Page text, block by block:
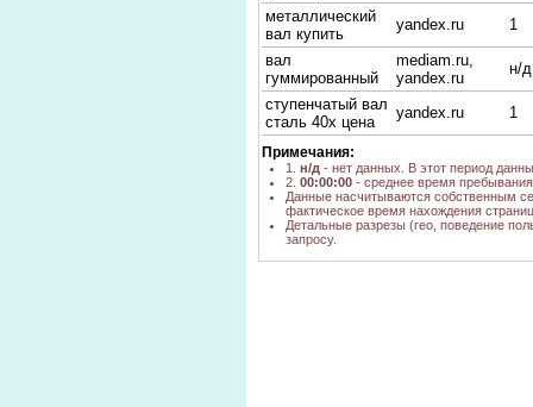
металлический
вал купить
yandex.ru
1
вал
гуммированный
mediam.ru,
yandex.ru
н/д
ступенчатый вал
сталь 40х цена
yandex.ru 1
Примечания:
1. н/д - нет данных. В этот период
2. 00:00:00 - среднее время
Данные насчитываются собственным
фактическое время нахождения
Детальные разрезы (гео, поведение
запросу.